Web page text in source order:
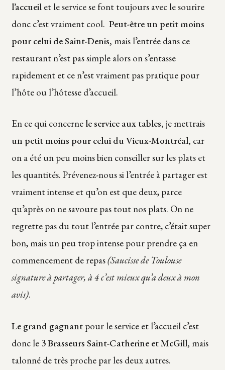
l’accueilet le service se font toujours avec le sourire
donc c’est vraiment cool. Peut-être un petit moins
pour celui de Saint-Denis, mais l’entrée dans ce
restaurant n’est pas simple alors on s’entasse
rapidement et ce n’est vraiment pas pratique pour
l’hôte ou l’hôtesse d’accueil.
En ce qui concerne le service aux tables, je mettrais
un petit moins pour celui du Vieux-Montréal, car
on a été un peu moins bien conseiller sur les plats et
les quantités. Prévenez-nous si l’entrée à partager est
vraiment intense et qu’on est que deux, parce
qu’après on ne savoure pas tout nos plats. On ne
regrette pas du tout l’entrée par contre, c’était super
bon, mais un peu trop intense pour prendre ça en
commencement de repas(Saucisse de Toulouse
signature à partager, à 4 c’est mieux qu’a deux à mon
avis).
Le grand gagnantpour le service et l’accueil c’est
donc le 3 Brasseurs Saint-Catherine et McGill, mais
talonné de très proche par les deux autres.